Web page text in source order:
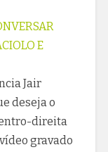
E
Jair
deseja o
direita
gravado